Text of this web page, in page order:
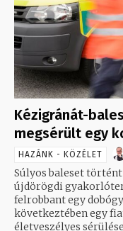
Kézigránát-
megsérült egy
HAZÁNK - KÖZÉLET
Súlyos baleset
újdörögdi
felrobbant egy
következtében egy
életveszélyes